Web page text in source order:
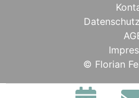
© Florian
BLEIBE IN